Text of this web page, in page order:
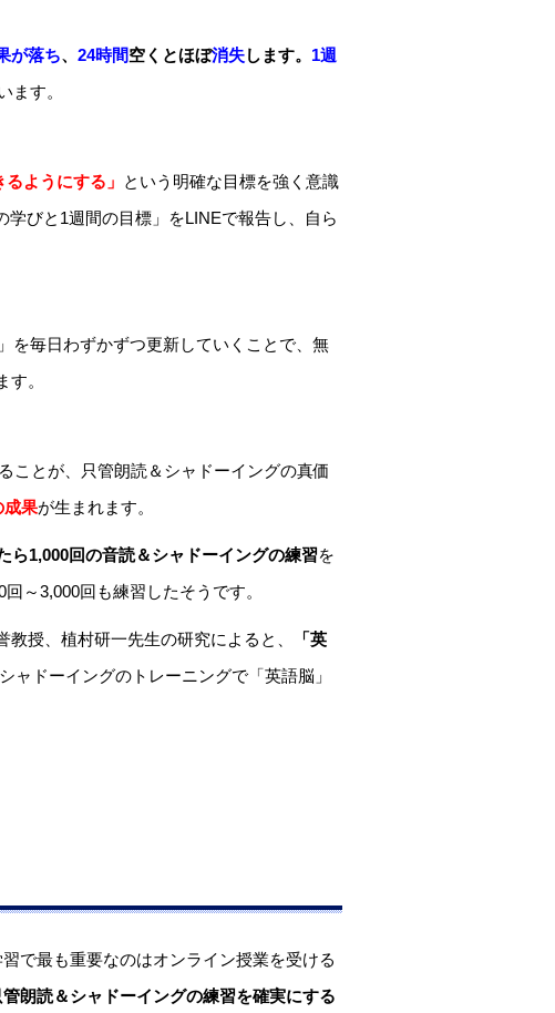
が落ち、 24時間空くとほぼ消失します。 1週
ます。
ようにする」 という明確な目標を強く意識
びと1週間の目標」をLINEで報告し、自ら
を毎日わずかずつ更新していくことで、無
。
ことが、只管朗読＆シャドーイングの真価
成果が生まれます。
ら1,000回の音読＆シャドーイングの練習を
～3,000回も練習したそうです。
授、植村研一先生の研究によると、
「英
ャドーイングのトレーニングで「英語脳」
で最も重要なのはオンライン授業を受ける
朗読＆シャドーイングの練習を確実にする